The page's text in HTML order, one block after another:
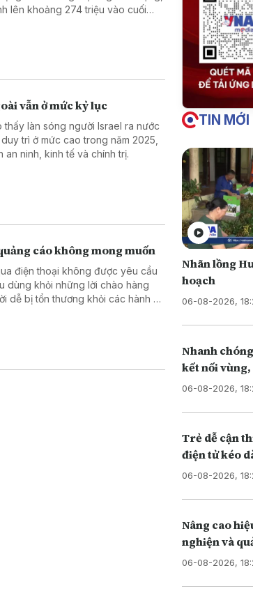
lên khoảng 274 triệu vào cuối
vẫn ở mức kỷ lục
làn sóng người Israel ra nước
trì ở mức cao trong năm 2025,
ninh, kinh tế và chính trị.
cáo không mong muốn
điện thoại không được yêu cầu
dùng khỏi những lời chào hàng
dễ bị tổn thương khỏi các hành vi
TIN MỚI
Nhãn lồng
hoạch
06-08-2026,
Nhanh
kết nối
06-08-2026,
Trẻ dễ cận
điện tử kéo
06-08-2026,
Nâng cao
nghiện và
06-08-2026,